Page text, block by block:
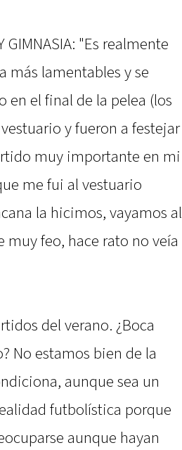
GIMNASIA: "Es realmente
más lamentables y se
el final de la pelea (los
y fueron a festejar
muy importante en mi
me fui al vestuario
la hicimos, vayamos al
muy feo, hace rato no veía
del verano. ¿Boca
No estamos bien de la
aunque sea un
futbolística porque
aunque hayan